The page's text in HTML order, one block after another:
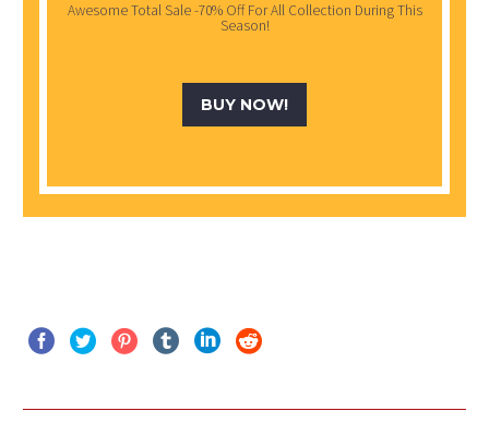
Awesome Total Sale -70% Off For All Collection During This
Season!
BUY NOW!